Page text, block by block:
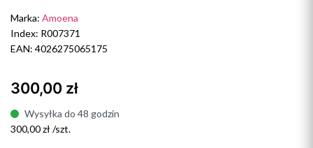
Marka: Amoena
Index: R007371
EAN: 4026275065175
300,00 zł
Wysyłka do 48 godzin
300,00 zł /szt.